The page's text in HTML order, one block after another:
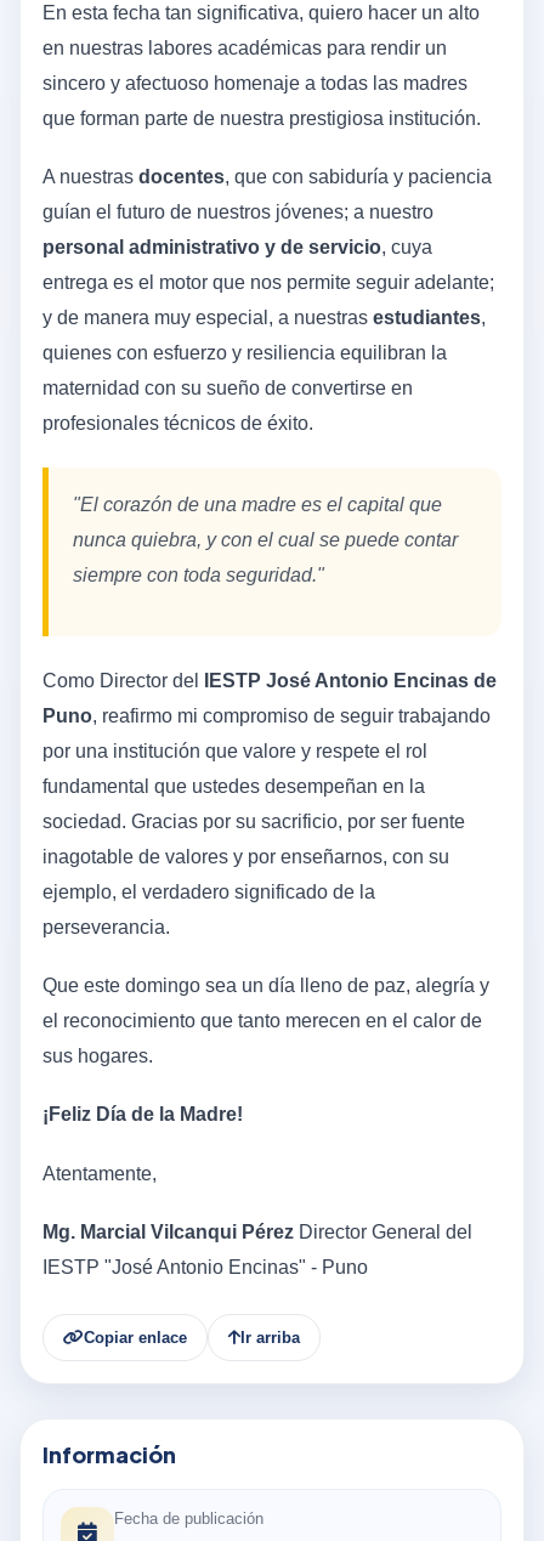
En esta fecha tan significativa, quiero hacer un alto
en nuestras labores académicas para rendir un
sincero y afectuoso homenaje a todas las madres
que forman parte de nuestra prestigiosa institución.
A nuestras docentes, que con sabiduría y paciencia
guían el futuro de nuestros jóvenes; a nuestro
personal administrativo y de servicio, cuya
entrega es el motor que nos permite seguir adelante;
y de manera muy especial, a nuestras estudiantes,
quienes con esfuerzo y resiliencia equilibran la
maternidad con su sueño de convertirse en
profesionales técnicos de éxito.
"El corazón de una madre es el capital que
nunca quiebra, y con el cual se puede contar
siempre con toda seguridad."
Como Director del
IESTP José Antonio Encinas de
Puno, reafirmo mi compromiso de seguir trabajando
por una institución que valore y respete el rol
fundamental que ustedes desempeñan en la
sociedad. Gracias por su sacrificio, por ser fuente
inagotable de valores y por enseñarnos, con su
ejemplo, el verdadero significado de la
perseverancia.
Que este domingo sea un día lleno de paz, alegría y
el reconocimiento que tanto merecen en el calor de
sus hogares.
¡Feliz Día de la Madre!
Atentamente,
Mg. Marcial Vilcanqui Pérez Director General del
IESTP "José Antonio Encinas" - Puno
Copiar enlace Ir arriba
Información
Fecha de publicación